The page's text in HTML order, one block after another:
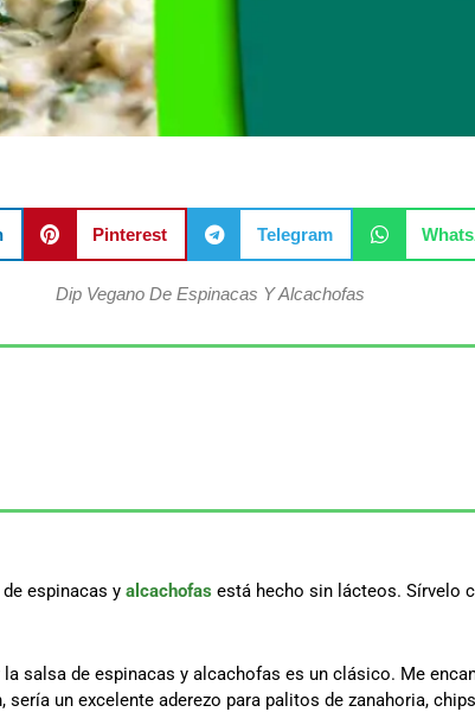
Pinterest Telegram
Dip Vegano De Espinacas Y Alcachofas
espinacas y alcachofas está hecho sin lácteos. Sírvelo
salsa de espinacas y alcachofas es un clásico. Me
un excelente aderezo para palitos de zanahoria,